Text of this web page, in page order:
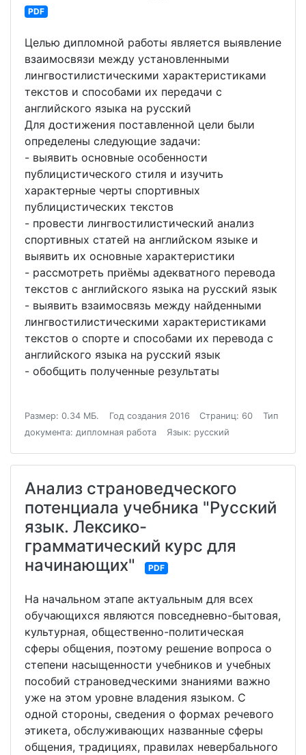
PDF
Целью дипломной работы является выявление
взаимосвязи между установленными
лингвостилистическими характеристиками
текстов и способами их передачи с
английского языка на русский
Для достижения поставленной цели были
определены следующие задачи:
- выявить основные особенности
публицистического стиля и изучить
характерные черты спортивных
публицистических текстов
- провести лингвостилистический анализ
спортивных статей на английском языке и
выявить их основные характеристики
- рассмотреть приёмы адекватного перевода
текстов с английского языка на русский язык
- выявить взаимосвязь между найденными
лингвостилистическими характеристиками
текстов о спорте и способами их перевода с
английского языка на русский язык
- обобщить полученные результаты
Размер: 0.34 МБ. Год создания 2016 Страниц: 60
Тип
документа: дипломная работа
Язык: русский
Анализ страноведческого
потенциала учебника "Русский
язык. Лексико-
грамматический курс для
начинающих"
PDF
На начальном этапе актуальным для всех
обучающихся являются повседневно-бытовая,
культурная, общественно-политическая
сферы общения, поэтому решение вопроса о
степени насыщенности учебников и учебных
пособий страноведческими знаниями важно
уже на этом уровне владения языком. С
одной стороны, сведения о формах речевого
этикета, обслуживающих названные сферы
общения, традициях, правилах невербального